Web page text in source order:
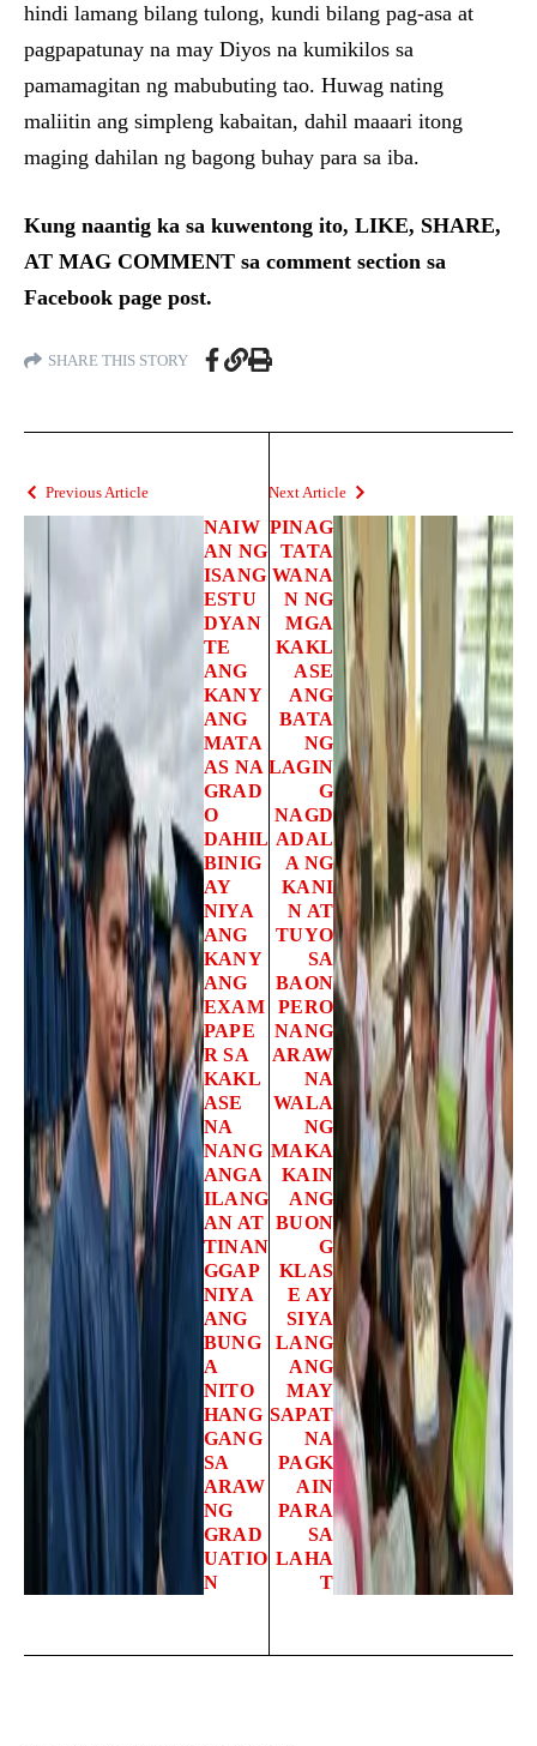
hindi lamang bilang tulong, kundi bilang pag-asa at
pagpapatunay na may Diyos na kumikilos sa
pamamagitan ng mabubuting tao. Huwag nating
maliitin ang simpleng kabaitan, dahil maaari itong
maging dahilan ng bagong buhay para sa iba.
Kung naantig ka sa kuwentong ito, LIKE, SHARE,
AT MAG COMMENT sa comment section sa
Facebook page post.
SHARE THIS STORY
Previous Article
NAIW
AN NG
ISANG
ESTU
DYAN
TE
ANG
KANY
ANG
MATA
AS NA
GRAD
O
DAHIL
BINIG
AY
NIYA
ANG
KANY
ANG
EXAM
PAPE
R SA
KAKL
ASE
NA
NANG
ANGA
ILANG
AN AT
TINAN
GGAP
NIYA
ANG
BUNG
A
NITO
HANG
GANG
SA
ARAW
NG
GRAD
UATIO
N
Next Article
PINAG
TATA
WANA
N NG
MGA
KAKL
ASE
ANG
BATA
NG
LAGIN
G
NAGD
ADAL
A NG
KANI
N AT
TUYO
SA
BAON
PERO
NANG
ARAW
NA
WALA
NG
MAKA
KAIN
ANG
BUON
G
KLAS
E AY
SIYA
LANG
ANG
MAY
SAPAT
NA
PAGK
AIN
PARA
SA
LAHA
T